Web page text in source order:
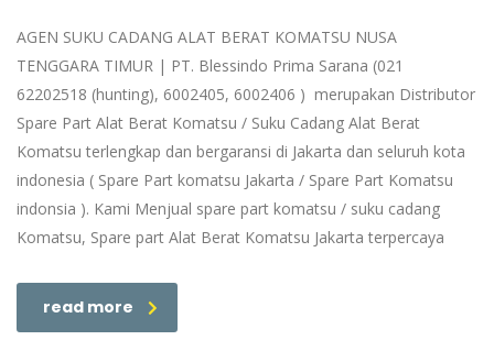
AGEN SUKU CADANG ALAT BERAT KOMATSU NUSA
TENGGARA TIMUR | PT. Blessindo Prima Sarana (021
62202518 (hunting), 6002405, 6002406 ) merupakan Distributor
Spare Part Alat Berat Komatsu / Suku Cadang Alat Berat
Komatsu terlengkap dan bergaransi di Jakarta dan seluruh kota
indonesia ( Spare Part komatsu Jakarta / Spare Part Komatsu
indonsia ). Kami Menjual spare part komatsu / suku cadang
Komatsu, Spare part Alat Berat Komatsu Jakarta terpercaya
read more